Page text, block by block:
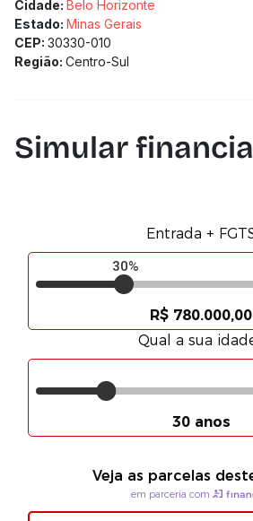
Cidade: Belo Horizonte
Estado: Minas Gerais
CEP: 30330-010
Região: Centro-Sul
Simular